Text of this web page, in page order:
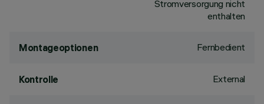
Stromversorgung nicht
enthalten
Montageoptionen Fernbedient
Kontrolle External